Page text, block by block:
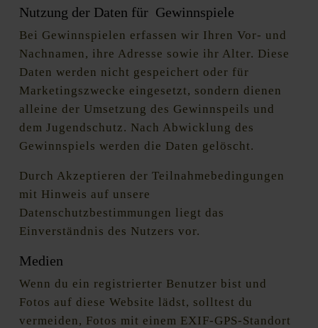
Nutzung der Daten für Gewinnspiele
Bei Gewinnspielen erfassen wir Ihren Vor- und
Nachnamen, ihre Adresse sowie ihr Alter. Diese
Daten werden nicht gespeichert oder für
Marketingszwecke eingesetzt, sondern dienen
alleine der Umsetzung des Gewinnspeils und
dem Jugendschutz. Nach Abwicklung des
Gewinnspiels werden die Daten gelöscht.
Durch Akzeptieren der Teilnahmebedingungen
mit Hinweis auf unsere
Datenschutzbestimmungen liegt das
Einverständnis des Nutzers vor.
Medien
Wenn du ein registrierter Benutzer bist und
Fotos auf diese Website lädst, solltest du
vermeiden, Fotos mit einem EXIF-GPS-Standort